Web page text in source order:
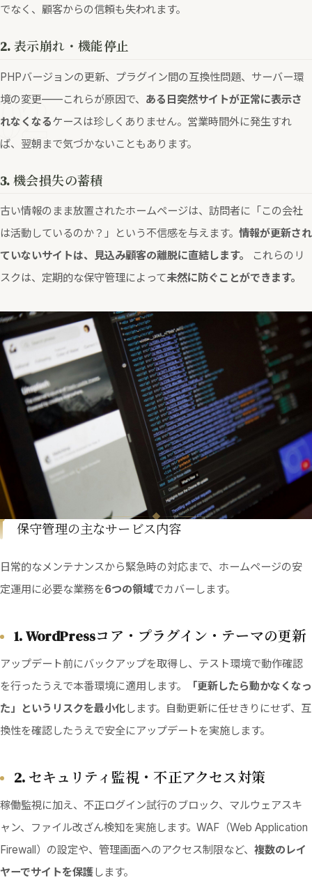
でなく、顧客からの信頼も失われます。
2. 表示崩れ・機能停止
PHPバージョンの更新、プラグイン間の互換性問題、サーバー環
境の変更——これらが原因で、 ある日突然サイトが正常に表示さ
れなくなるケースは珍しくありません。営業時間外に発生すれ
ば、翌朝まで気づかないこともあります。
3. 機会損失の蓄積
古い情報のまま放置されたホームページは、訪問者に「この会社
は活動しているのか？」という不信感を与えます。 情報が更新され
ていないサイトは、見込み顧客の離脱に直結します。
これらのリ
スクは、定期的な保守管理によって未然に防ぐことができます。
保守管理の主なサービス内容
日常的なメンテナンスから緊急時の対応まで、ホームページの安
定運用に必要な業務を6つの領域でカバーします。
1. WordPressコア・プラグイン・テーマの更新
アップデート前にバックアップを取得し、テスト環境で動作確認
を行ったうえで本番環境に適用します。
「更新したら動かなくなっ
た」というリスクを最小化します。自動更新に任せきりにせず、互
換性を確認したうえで安全にアップデートを実施します。
2. セキュリティ監視・不正アクセス対策
稼働監視に加え、不正ログイン試行のブロック、マルウェアスキ
ャン、ファイル改ざん検知を実施します。WAF（Web Application
Firewall）の設定や、管理画面へのアクセス制限など、 複数のレイ
ヤーでサイトを保護します。